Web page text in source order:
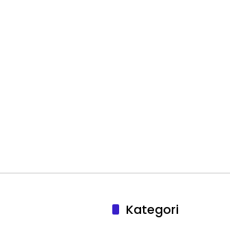
Kategori